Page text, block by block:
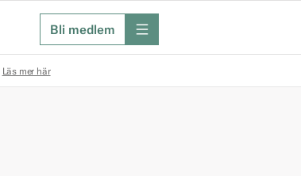
Bli medlem meny
Läs mer här